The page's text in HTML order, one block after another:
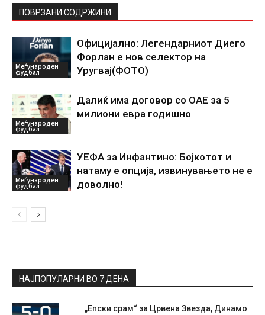
ПОВРЗАНИ СОДРЖИНИ
Меѓународен
фудбал
Официјално: Легендарниот Диего
Форлан е нов селектор на
Уругвај(ФОТО)
Меѓународен
фудбал
Далиќ има договор со ОАЕ за 5
милиони евра годишно
Меѓународен
фудбал
УЕФА за Инфантино: Бојкотот и
натаму е опција, извинувањето не е
доволно!
НАЈПОПУЛАРНИ ВО 7 ДЕНА
„Епски срам“ за Црвена Звезда, Динамо